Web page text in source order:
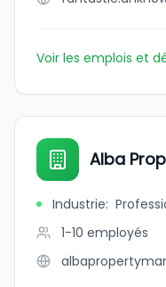
Voir les emplois et
Alba
Industrie:
1-10 employés